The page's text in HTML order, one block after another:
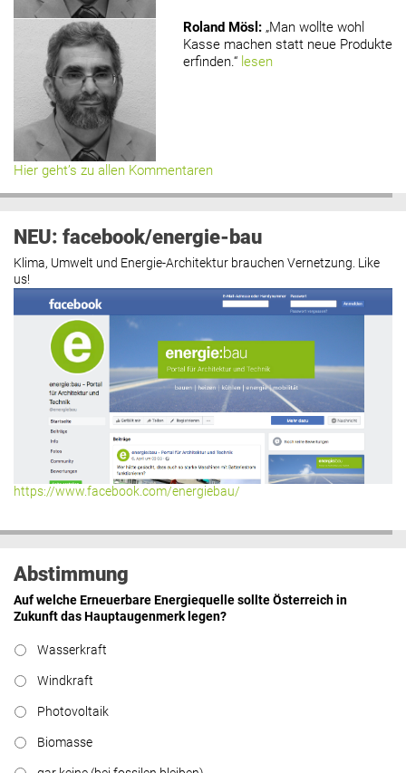
Roland Mösl : „Man wollte wohl
Kasse machen statt neue Produkte
erfinden.“ lesen
Hier geht’s zu allen Kommentaren
NEU: facebook/energie-bau
Klima, Umwelt und Energie-Architektur brauchen Vernetzung. Like
us!
https://www.facebook.com/energiebau/
Abstimmung
Auf welche Erneuerbare Energiequelle sollte Österreich in
Zukunft das Hauptaugenmerk legen?
Wasserkraft
Windkraft
Photovoltaik
Biomasse